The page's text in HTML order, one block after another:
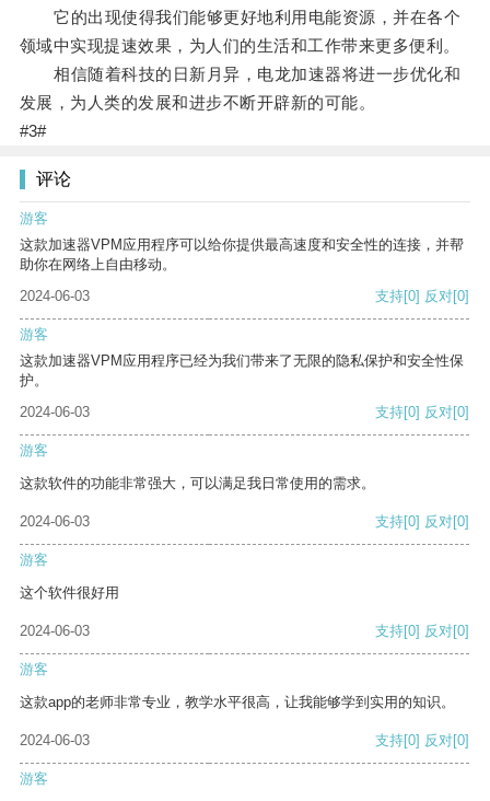
它的出现使得我们能够更好地利用电能资源，并在各个
领域中实现提速效果，为人们的生活和工作带来更多便利。
相信随着科技的日新月异，电龙加速器将进一步优化和
发展，为人类的发展和进步不断开辟新的可能。
#3#
评论
游客
这款加速器VPM应用程序可以给你提供最高速度和安全性的连接，并帮
助你在网络上自由移动。
2024-06-03
支持[0] 反对[0]
游客
这款加速器VPM应用程序已经为我们带来了无限的隐私保护和安全性保
护。
2024-06-03
支持[0] 反对[0]
游客
这款软件的功能非常强大，可以满足我日常使用的需求。
2024-06-03 支持[0] 反对[0]
游客
这个软件很好用
2024-06-03 支持[0] 反对[0]
游客
这款app的老师非常专业，教学水平很高，让我能够学到实用的知识。
2024-06-03 支持[0] 反对[0]
游客